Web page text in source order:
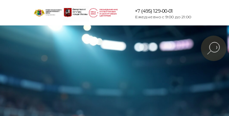
Версия для
+7 (495) 129-00-01
Ежедневно с 9:00 до 21:00